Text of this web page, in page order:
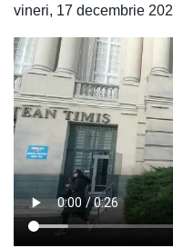
vineri, 17 decembrie